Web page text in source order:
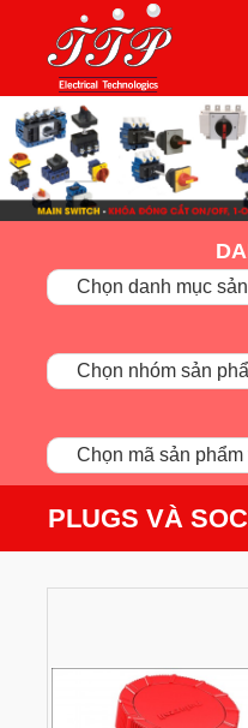
PLUGS VÀ